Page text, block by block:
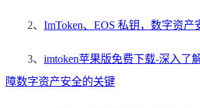
2、 ImToken、EOS 私钥，数字资产
3、 imtoken苹果版免费下载-深入了
障数字资产安全的关键